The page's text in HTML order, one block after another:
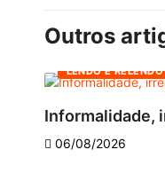
Outros
LENDO E RELENDO
Informalidade,
06/08/2026